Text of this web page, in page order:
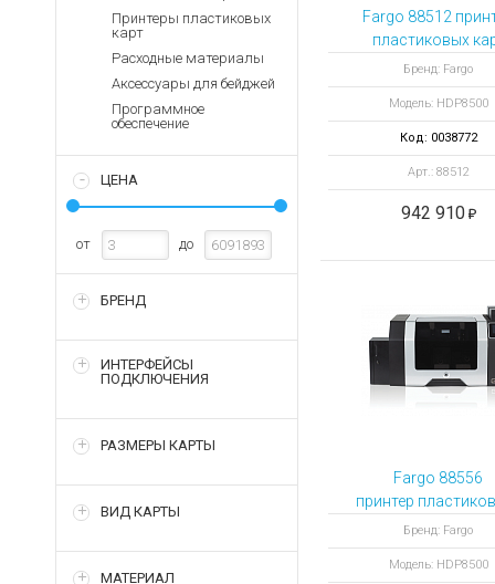
Запасные
Терминалы
оплаты
Зарядные устройства
Архивные товары
Принтеры пластиковых
карт
Расходные материалы
Аксессуары для бейджей
Программное
обеспечение
ЦЕНА
от до
БРЕНД
ИНТЕРФЕЙСЫ
ПОДКЛЮЧЕНИЯ
РАЗМЕРЫ КАРТЫ
ВИД КАРТЫ
МАТЕРИАЛ
Fargo 88512
пластиковых
HDP8500 с
кодировкой
карт и 13.56
Бренд: Fargo
Модель: HDP8500
Код: 0038772
Арт.: 88512
942 910
Fargo 88556
принтер
Бренд: Fargo
Модель: HDP8500